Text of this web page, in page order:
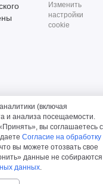
Изменить
настройки
cookie
(включая
и анализа посещаемости.
вы соглашаетесь с
Согласие на обработку
вы можете отозвать свое
данные не
данных.